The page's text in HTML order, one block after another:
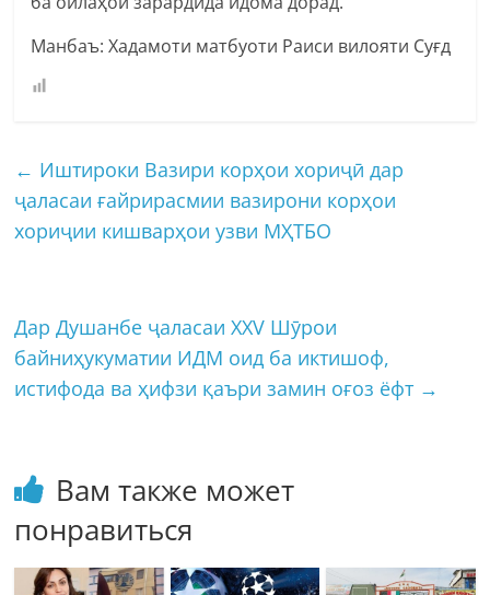
Манбаъ: Хадамоти матбуоти Раиси вилояти Суғд
← Иштироки Вазири корҳои хориҷӣ дар
ҷаласаи ғайрирасмии вазирони корҳои
хориҷии кишварҳои узви МҲТБО
Дар Душанбе ҷаласаи XXV Шӯрои
байниҳукуматии ИДМ оид ба иктишоф,
истифода ва ҳифзи қаъри замин оғоз ёфт →
Вам также может
понравиться